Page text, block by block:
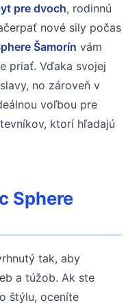
pre dvoch, rodinnú
nové sily počas
Šamorín vám
priať. Vďaka svojej
no zároveň v
voľbou pre
ktorí hľadajú
Sphere
tak, aby
a túžob. Ak ste
štýlu, oceníte